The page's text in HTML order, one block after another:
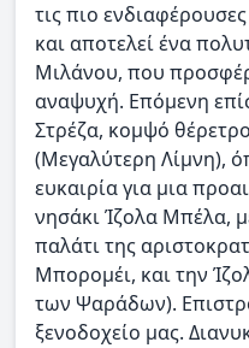
τις πιο
και αποτελεί ένα
Μιλάνου, που
αναψυχή. Επόμενη
Στρέζα, κομψό
(Μεγαλύτερη Λίμνη),
ευκαιρία για μια
νησάκι Ίζολα Μπέλα,
παλάτι της
Μπορομέι, και την
των Ψαράδων).
ξενοδοχείο μας.